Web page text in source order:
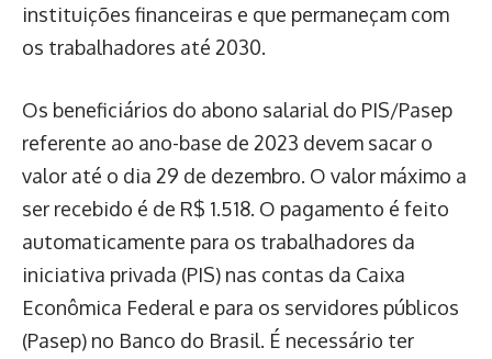
instituições financeiras e que permaneçam com
os trabalhadores até 2030.
Os beneficiários do abono salarial do PIS/Pasep
referente ao ano-base de 2023 devem sacar o
valor até o dia 29 de dezembro. O valor máximo a
ser recebido é de R$ 1.518. O pagamento é feito
automaticamente para os trabalhadores da
iniciativa privada (PIS) nas contas da Caixa
Econômica Federal e para os servidores públicos
(Pasep) no Banco do Brasil. É necessário ter